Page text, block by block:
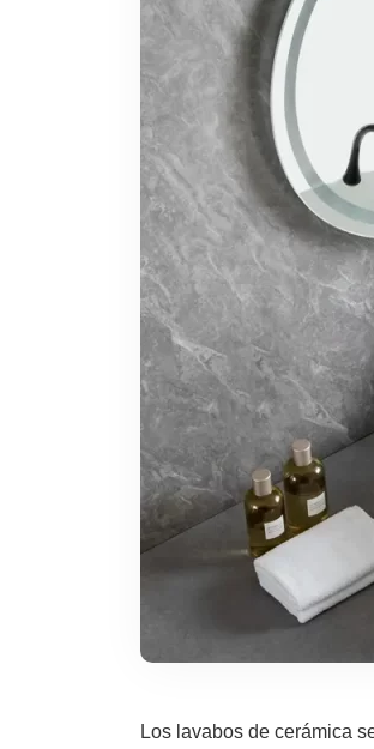
Los lavabos de cerámica